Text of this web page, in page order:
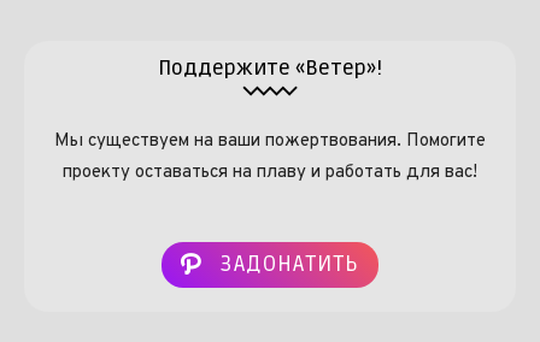
Поддержите «Ветер»!
Мы существуем на ваши пожертвования. Помогите
проекту оставаться на плаву и работать для вас!
ЗАДОНАТИТЬ